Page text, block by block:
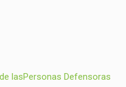
lasPersonas Defensoras